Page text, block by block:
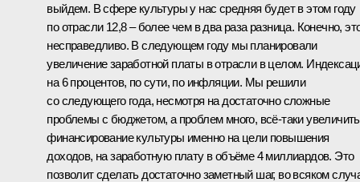
выйдем. В сфере культуры у нас средняя будет в этом году
по отрасли 12,8 – более чем в два раза разница. Конечно,
несправедливо. В следующем году мы планировали
увеличение заработной платы в отрасли в целом.
на 6 процентов, по сути, по инфляции. Мы решили
со следующего года, несмотря на достаточно сложные
проблемы с бюджетом, а проблем много, всё‑таки увеличить
финансирование культуры именно на цели повышения
доходов, на заработную плату в объёме 4 миллиардов. Это
позволит сделать достаточно заметный шаг, во всяком